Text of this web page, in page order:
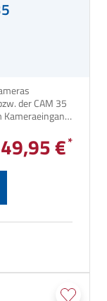
der CAM 35
49,95 €